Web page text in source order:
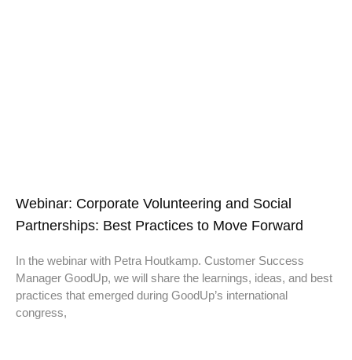
Webinar: Corporate Volunteering and Social
Partnerships: Best Practices to Move Forward
In the webinar with Petra Houtkamp. Customer Success
Manager GoodUp, we will share the learnings, ideas, and best
practices that emerged during GoodUp’s international
congress,